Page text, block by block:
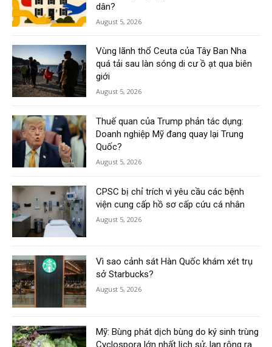
dân?
August 5, 2026
Vùng lãnh thổ Ceuta của Tây Ban Nha
quá tải sau làn sóng di cư ồ ạt qua biên
giới
August 5, 2026
Thuế quan của Trump phản tác dụng:
Doanh nghiệp Mỹ đang quay lại Trung
Quốc?
August 5, 2026
CPSC bị chỉ trích vì yêu cầu các bệnh
viện cung cấp hồ sơ cấp cứu cá nhân
August 5, 2026
Vì sao cảnh sát Hàn Quốc khám xét trụ
sở Starbucks?
August 5, 2026
Mỹ: Bùng phát dịch bùng do ký sinh trùng
Cyclospora lớn nhất lịch sử, lan rộng ra